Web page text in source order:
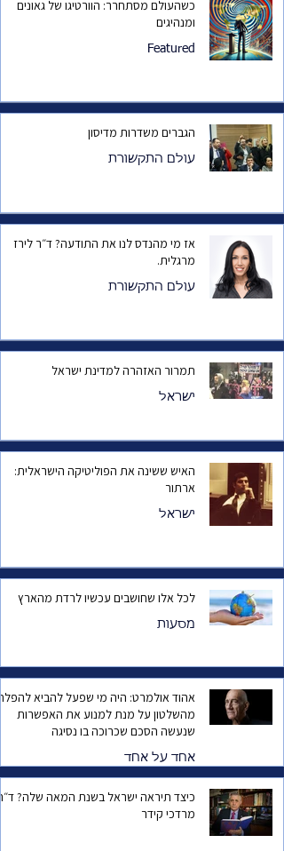
כשהעולם מסתחרר: הוורטיגו של גאונים
ומנהיגים
Featured
הגברים משדרות מדיסון
עולם התקשורת
אז מי מהנדס לנו את התודעה? ד״ר לירז
מרגלית.
עולם התקשורת
תמרור האזהרה למדינת ישראל
ישראל
האיש ששינה את הפוליטיקה הישראלית:
ארתור
ישראל
לכל אלו שחושבים עכשיו לרדת מהארץ
מסעות
אהוד אולמרט: היה מי שפעל להביא
מהשלטון על מנת למנוע את האפשרות
שנעשה הסכם שכרוכה בו נסיגה
אחד על אחד
כיצד תיראה ישראל בשנת המאה
מרדכי קידר